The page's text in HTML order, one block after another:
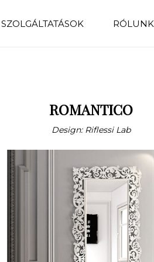
SZOLGÁLTATÁSOK RÓLUNK
ROMANTICO
Design: Riflessi Lab